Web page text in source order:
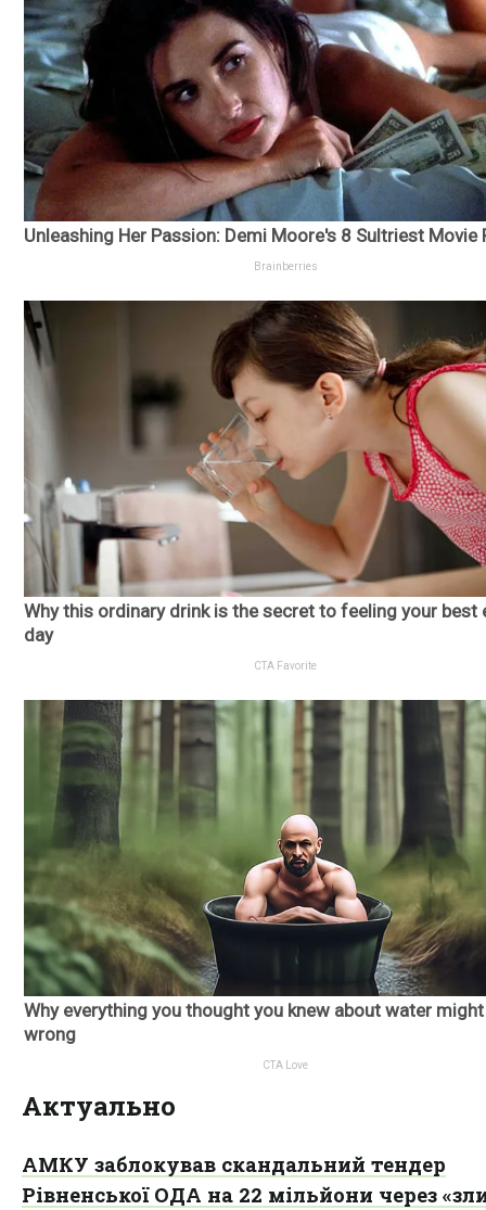
Актуально
АМКУ заблокував скандальний тендер
Рівненської ОДА на 22 мільйони через